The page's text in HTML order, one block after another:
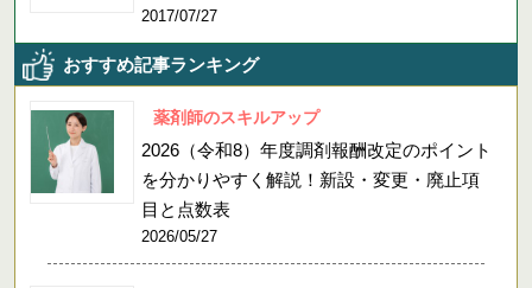
2017/07/27
おすすめ記事ランキング
薬剤師のスキルアップ
2026（令和8）年度調剤報酬改定のポイント
を分かりやすく解説！新設・変更・廃止項
目と点数表
2026/05/27